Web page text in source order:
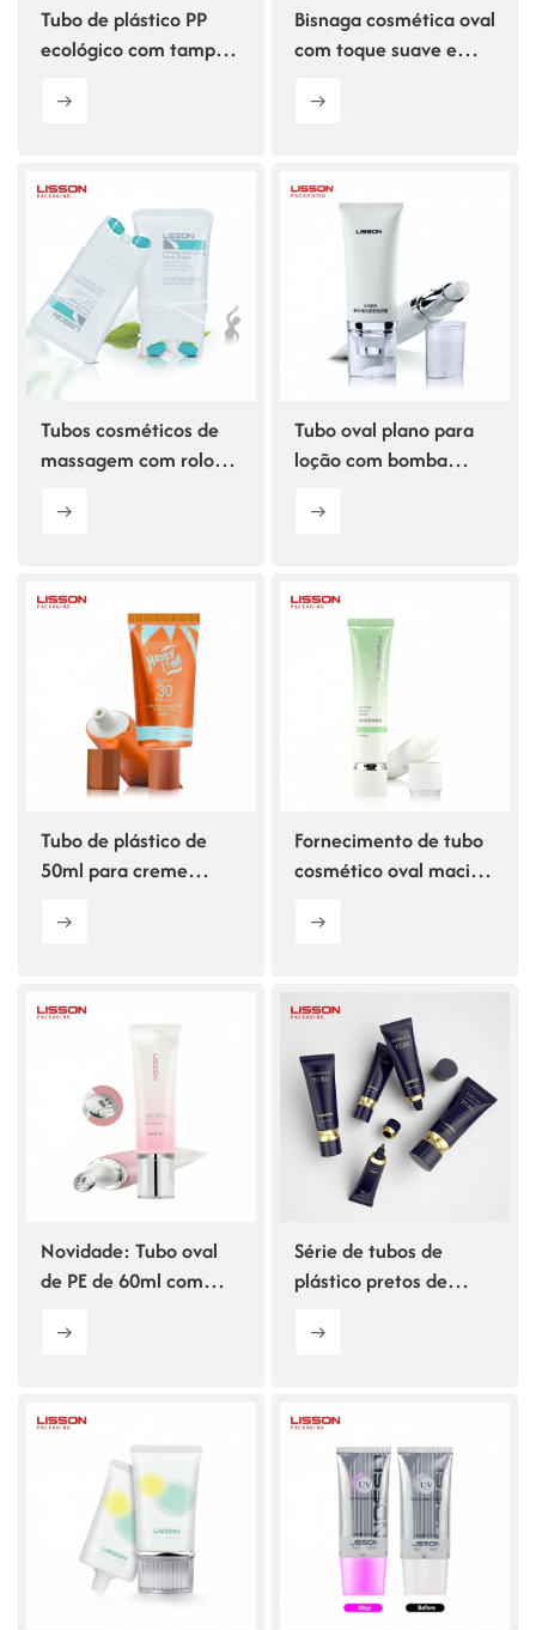
Tubo de plástico PP
ecológico com tampa
Bisnaga cosmética oval
com toque suave e
central.
Tubos cosméticos de
massagem com rolos
150ml
Tubo oval plano para
loção com bomba
Tubo de plástico de
50ml para creme
cosmético com tampa
Fornecimento de tubo
cosmético oval macio
cuidados de beleza.
Novidade: Tubo oval
de PE de 60ml com
zinco
Série de tubos de
plástico pretos de
com tampas de